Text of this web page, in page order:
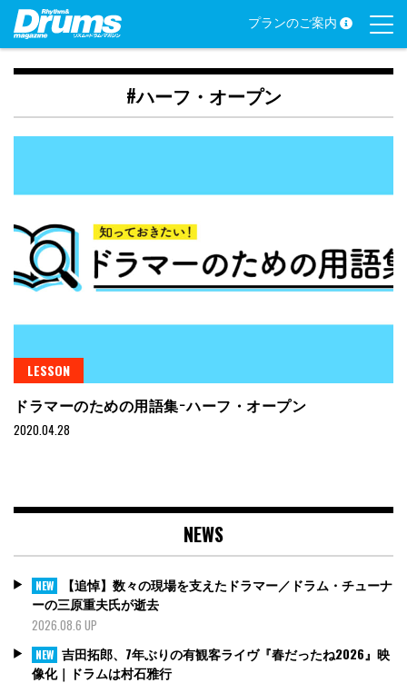
Skip
content
プランのご案内
#ハーフ・オープン
LESSON
ドラマーのための用語集−ハーフ・オープン
2020.04.28
NEWS
NEW
【追悼】数々の現場を支えたドラマー／ドラム・チューナ
ーの三原重夫氏が逝去
2026.08.6 UP
NEW 吉田拓郎、7年ぶりの有観客ライヴ『春だったね2026』映
像化｜ドラムは村石雅行